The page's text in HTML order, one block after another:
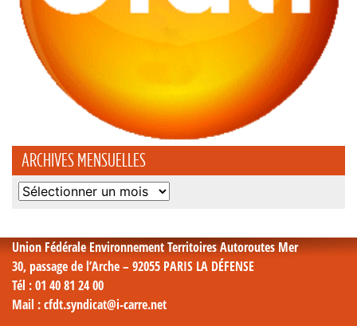
ARCHIVES MENSUELLES
Archives
Union Fédérale Environnement Territoires Autoroutes Mer
30, passage de l’Arche – 92055 PARIS LA DÉFENSE
Tél : 01 40 81 24 00
Mail : cfdt.syndicat@i-carre.net